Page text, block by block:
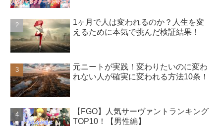
1ヶ月で人は変われるのか？人生を変
えるために本気で挑んだ検証結果！
元ニートが実践！変わりたいのに変わ
れない人が確実に変われる方法10条！
【FGO】人気サーヴァントランキング
TOP10！【男性編】